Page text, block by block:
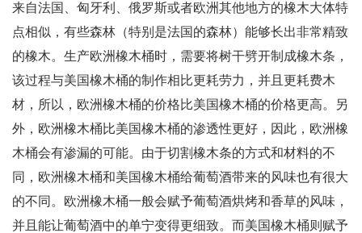
来自法国、匈牙利、俄罗斯或者欧洲其他地方的橡木大体特
点相似，有些森林（特别是法国的森林）能够长出非常精致
的橡木。生产欧洲橡木桶时，需要将树干劈开制成橡木条，
该过程与美国橡木桶的制作相比更耗劳力，并且更耗费木
材，所以，欧洲橡木桶的价格比美国橡木桶的价格更高。另
外，欧洲橡木桶比美国橡木桶的渗透性更好，因此，欧洲橡
木桶会有渗漏的可能。由于切割橡木条的方式和材料的不
同，欧洲橡木桶和美国橡木桶给葡萄酒带来的风味也有很大
的不同。欧洲橡木桶一般会赋予葡萄酒烘烤和香草的风味，
并且能让葡萄酒中的单宁变得更细致。而美国橡木桶则赋予